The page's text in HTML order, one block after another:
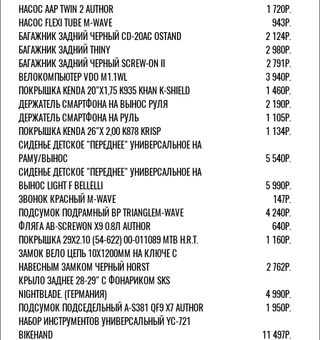
НАСОС AAP TWIN 2 AUTHOR
1 720Р.
НАСОС FLEXI TUBE M-WAVE
943Р.
БАГАЖНИК ЗАДНИЙ ЧЕРНЫЙ СD-20AC OSTAND
2 124Р.
БАГАЖНИК ЗАДНИЙ THINY
2 980Р.
БАГАЖНИК ЗАДНИЙ ЧЕРНЫЙ SCREW-ON II
2 791Р.
ВЕЛОКОМПЬЮТЕР VDO M1.1WL
3 940Р.
ПОКРЫШКА KENDA 20"Х1,75 K935 KHAN K-SHIELD
1 460Р.
ДЕРЖАТЕЛЬ СМАРТФОНА НА ВЫНОС РУЛЯ
2 190Р.
ДЕРЖАТЕЛЬ СМАРТФОНА НА РУЛЬ
1 105Р.
ПОКРЫШКА KENDA 26"Х 2,00 K878 KRISP
1 134Р.
СИДЕНЬЕ ДЕТСКОЕ "ПЕРЕДНЕЕ" УНИВЕРСАЛЬНОЕ НА
РАМУ/ВЫНОС
5 540Р.
СИДЕНЬЕ ДЕТСКОЕ "ПЕРЕДНЕЕ" УНИВЕРСАЛЬНОЕ НА
ВЫНОС LIGHT F BELLELLI
5 990Р.
ЗВОНОК КРАСНЫЙ M-WAVE
147Р.
ПОДСУМОК ПОДРАМНЫЙ BP TRIANGLEM-WAVE
4 240Р.
ФЛЯГА AB-SCREWON X9 0.8Л AUTHOR
640Р.
ПОКРЫШКА 29X2.10 (54-622) 00-011089 MTB H.R.T.
1 160Р.
ЗАМОК ВЕЛО ЦЕПЬ 10Х1200ММ НА КЛЮЧЕ С
НАВЕСНЫМ ЗАМКОМ ЧЕРНЫЙ HORST
2 762Р.
КРЫЛО ЗАДНЕЕ 28-29" С ФОНАРИКОМ SKS
NIGHTBLADE. (ГЕРМАНИЯ)
4 990Р.
ПОДСУМОК ПОДСЕДЕЛЬНЫЙ A-S381 QF9 X7 AUTHOR
1 950Р.
НАБОР ИНСТРУМЕНТОВ УНИВЕРСАЛЬНЫЙ YC-721
BIKEHAND
11 497Р.